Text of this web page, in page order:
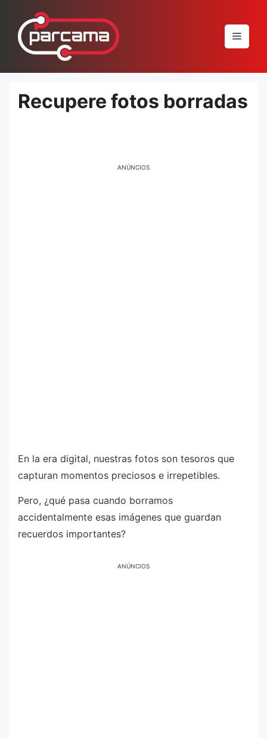
conteúdo
Menu
Recupere fotos borradas
ANÚNCIOS
En la era digital, nuestras fotos son tesoros que
capturan momentos preciosos e irrepetibles.
Pero, ¿qué pasa cuando borramos
accidentalmente esas imágenes que guardan
recuerdos importantes?
ANÚNCIOS